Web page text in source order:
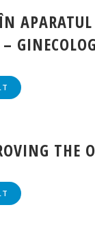
THE